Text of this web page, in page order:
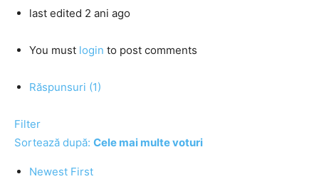
last edited 2 ani ago
You must login to post comments
Răspunsuri (1)
Filter
Sortează după: Cele mai multe voturi
Newest First